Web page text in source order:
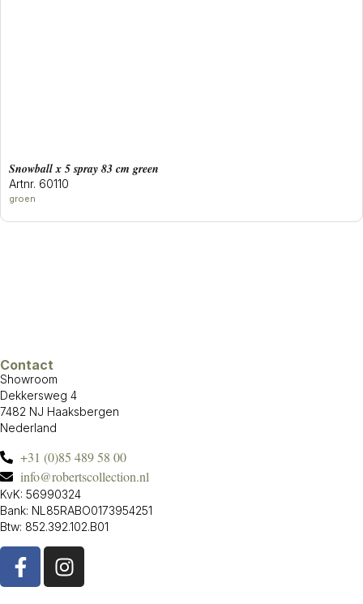
snowball x 5 spray 83 cm green
Artnr. 60110
groen
Contact
Showroom
Dekkersweg 4
7482 NJ Haaksbergen
Nederland
+31 (0)85 489 58 00
info@robertscollection.nl
KvK: 56990324
Bank: NL85RABO0173954251
Btw: 852.392.102.B01